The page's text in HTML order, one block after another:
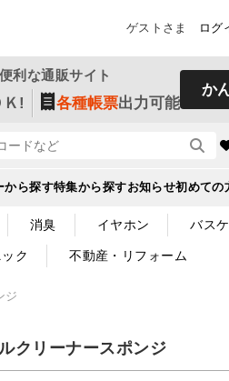
ゲストさま ログ
利な通販サイト
Ｋ! 各種帳票出力可能
か
から探す特集から探すお知らせ初めての
消臭 イヤホン バス
ク 不動産・リフォーム
ジ
クリーナースポンジ